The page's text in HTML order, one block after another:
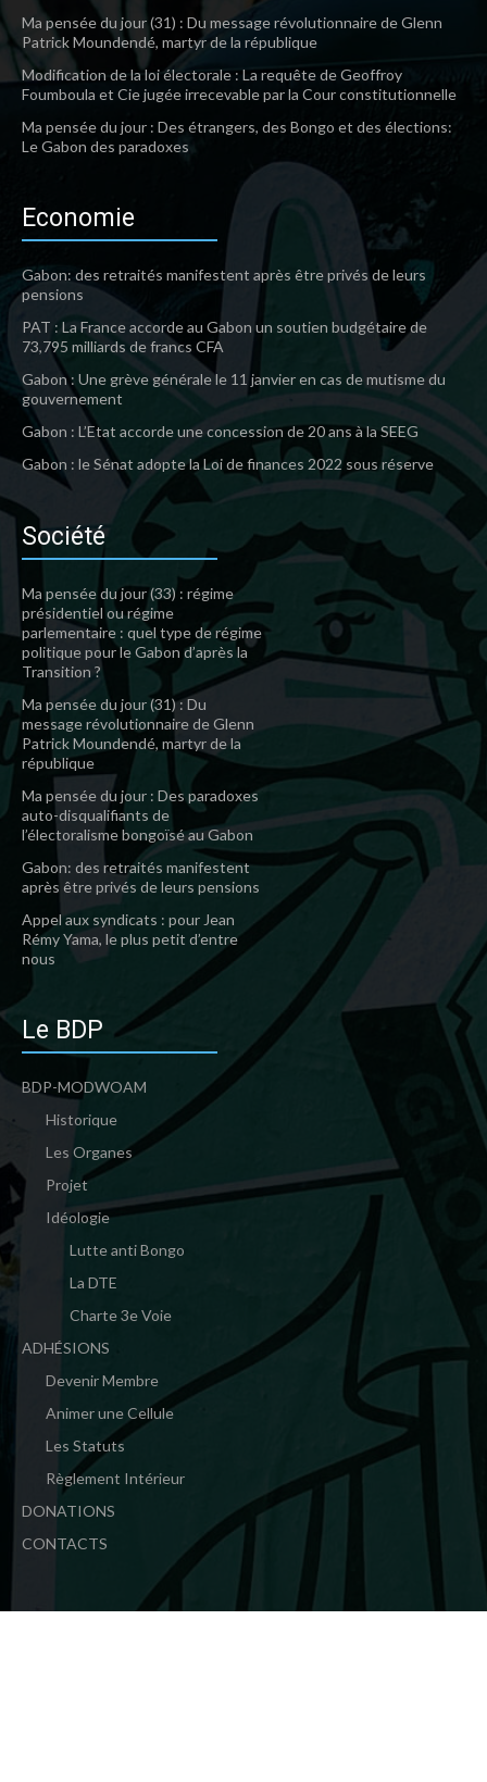
Ma pensée du jour (31) : Du message révolutionnaire de Glenn
Patrick Moundendé, martyr de la république
Modification de la loi électorale : La requête de Geoffroy
Foumboula et Cie jugée irrecevable par la Cour constitutionnelle
Ma pensée du jour : Des étrangers, des Bongo et des élections:
Le Gabon des paradoxes
Economie
Gabon: des retraités manifestent après être privés de leurs
pensions
PAT : La France accorde au Gabon un soutien budgétaire de
73,795 milliards de francs CFA
Gabon : Une grève générale le 11 janvier en cas de mutisme du
gouvernement
Gabon : L’Etat accorde une concession de 20 ans à la SEEG
Gabon : le Sénat adopte la Loi de finances 2022 sous réserve
Société
Ma pensée du jour (33) : régime
présidentiel ou régime
parlementaire : quel type de régime
politique pour le Gabon d’après la
Transition ?
Ma pensée du jour (31) : Du
message révolutionnaire de Glenn
Patrick Moundendé, martyr de la
république
Ma pensée du jour : Des paradoxes
auto-disqualifiants de
l’électoralisme bongoïsé au Gabon
Gabon: des retraités manifestent
après être privés de leurs pensions
Appel aux syndicats : pour Jean
Rémy Yama, le plus petit d’entre
nous
Le BDP
BDP-MODWOAM
Historique
Les Organes
Projet
Idéologie
Lutte anti Bongo
La DTE
Charte 3e Voie
ADHÉSIONS
Devenir Membre
Animer une Cellule
Les Statuts
Règlement Intérieur
DONATIONS
CONTACTS